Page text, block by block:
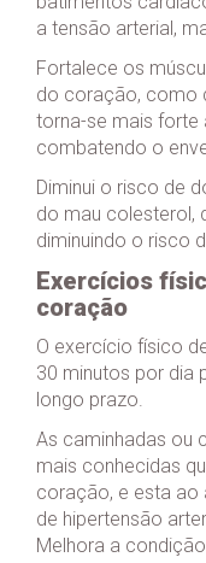
a tensão arterial,
Fortalece os
do coração, como
torna-se mais
combatendo o
Diminui o risco de
do mau colesterol,
diminuindo o risco
Exercícios
coração
O exercício físico
30 minutos por dia
longo prazo.
As caminhadas ou
mais conhecidas
coração, e esta ao
de hipertensão
Melhora a